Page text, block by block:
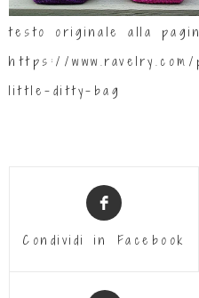
testo originale alla
https://
little-ditty-bag
Condividi in Facebook